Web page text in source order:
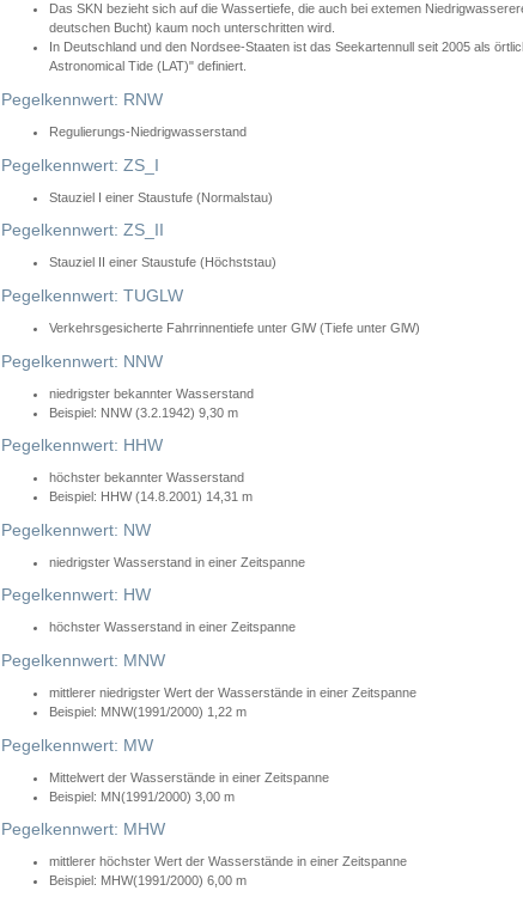
Das SKN bezieht sich auf die Wassertiefe, die auch bei extemen
deutschen Bucht) kaum noch unterschritten wird.
In Deutschland und den Nordsee-Staaten ist das Seekartennull seit 2005 als
Astronomical Tide (LAT)" definiert.
Pegelkennwert: RNW
Regulierungs-Niedrigwasserstand
Pegelkennwert: ZS_I
Stauziel I einer Staustufe (Normalstau)
Pegelkennwert: ZS_II
Stauziel II einer Staustufe (Höchststau)
Pegelkennwert: TUGLW
Verkehrsgesicherte Fahrrinnentiefe unter GlW (Tiefe unter GlW)
Pegelkennwert: NNW
niedrigster bekannter Wasserstand
Beispiel: NNW (3.2.1942) 9,30 m
Pegelkennwert: HHW
höchster bekannter Wasserstand
Beispiel: HHW (14.8.2001) 14,31 m
Pegelkennwert: NW
niedrigster Wasserstand in einer Zeitspanne
Pegelkennwert: HW
höchster Wasserstand in einer Zeitspanne
Pegelkennwert: MNW
mittlerer niedrigster Wert der Wasserstände in einer Zeitspanne
Beispiel: MNW(1991/2000) 1,22 m
Pegelkennwert: MW
Mittelwert der Wasserstände in einer Zeitspanne
Beispiel: MN(1991/2000) 3,00 m
Pegelkennwert: MHW
mittlerer höchster Wert der Wasserstände in einer Zeitspanne
Beispiel: MHW(1991/2000) 6,00 m